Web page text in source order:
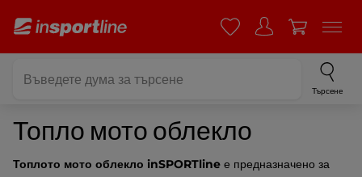
Търсене
Топло мото облекло
Топлото мото облекло inSPORTline е предназначено за